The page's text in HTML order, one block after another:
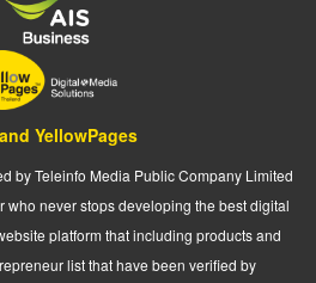
YellowPages
by Teleinfo Media Public Company Limited
who never stops developing the best digital
platform that including products and
list that have been verified by